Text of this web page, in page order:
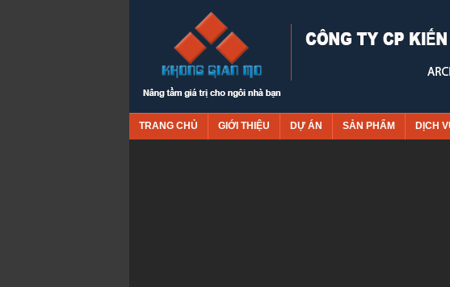
TRANG CHỦ GIỚI THIỆU DỰ ÁN SẢN PHẨM DỊCH